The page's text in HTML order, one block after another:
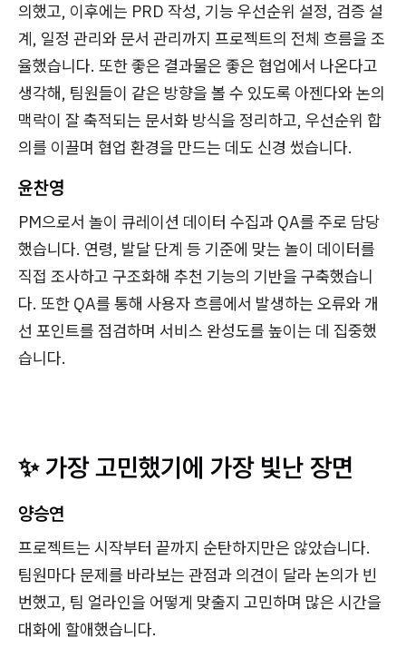
의했고, 이후에는 PRD 작성, 기능 우선순위 설정, 검증 설
계, 일정 관리와 문서 관리까지 프로젝트의 전체 흐름을 조
율했습니다. 또한 좋은 결과물은 좋은 협업에서 나온다고
생각해, 팀원들이 같은 방향을 볼 수 있도록 아젠다와 논의
맥락이 잘 축적되는 문서화 방식을 정리하고, 우선순위 합
의를 이끌며 협업 환경을 만드는 데도 신경 썼습니다.
윤찬영
PM으로서 놀이 큐레이션 데이터 수집과 QA를 주로 담당
했습니다. 연령, 발달 단계 등 기준에 맞는 놀이 데이터를
직접 조사하고 구조화해 추천 기능의 기반을 구축했습니
다. 또한 QA를 통해 사용자 흐름에서 발생하는 오류와 개
선 포인트를 점검하며 서비스 완성도를 높이는 데 집중했
습니다.
✨ 가장 고민했기에 가장 빛난 장면
양승연
프로젝트는 시작부터 끝까지 순탄하지만은 않았습니다.
팀원마다 문제를 바라보는 관점과 의견이 달라 논의가 빈
번했고, 팀 얼라인을 어떻게 맞출지 고민하며 많은 시간을
대화에 할애했습니다.